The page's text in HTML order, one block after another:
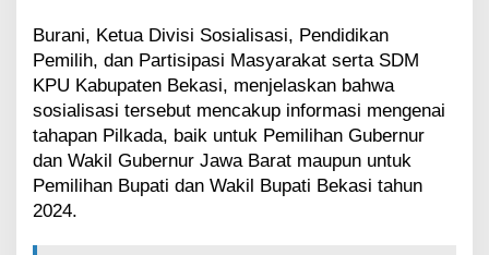
d
a
d
A
a
r
a
Burani, Ketua Divisi Sosialisasi, Pendidikan
Pemilih, dan Partisipasi Masyarakat serta SDM
KPU Kabupaten Bekasi, menjelaskan bahwa
sosialisasi tersebut mencakup informasi mengenai
tahapan Pilkada, baik untuk Pemilihan Gubernur
dan Wakil Gubernur Jawa Barat maupun untuk
Pemilihan Bupati dan Wakil Bupati Bekasi tahun
2024.